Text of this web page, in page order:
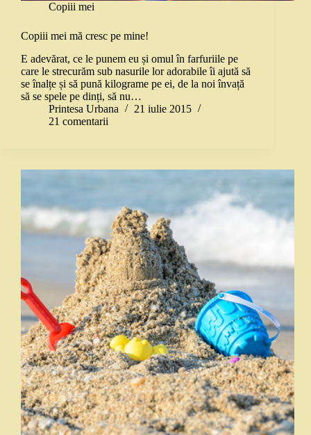
Copiii mei
Copiii mei mă cresc pe mine!
E adevărat, ce le punem eu și omul în farfuriile pe
care le strecurăm sub nasurile lor adorabile îi ajută să
se înalțe și să pună kilograme pe ei, de la noi învață
să se spele pe dinți, să nu…
Printesa Urbana
21 iulie 2015
21 comentarii